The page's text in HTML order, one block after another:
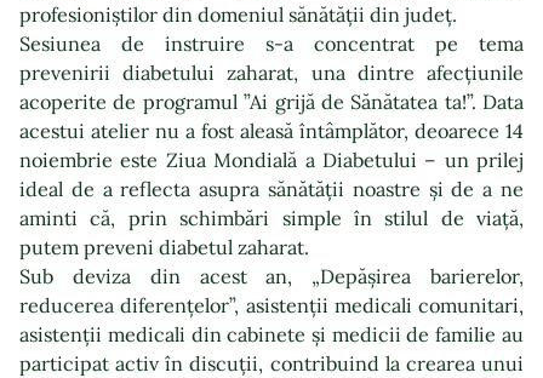
profesioniștilor din domeniul sănătății din județ.
Sesiunea de instruire s-a concentrat pe tema
prevenirii diabetului zaharat, una dintre afecțiunile
acoperite de programul ”Ai grijă de Sănătatea ta!”. Data
acestui atelier nu a fost aleasă întâmplător, deoarece 14
noiembrie este Ziua Mondială a Diabetului – un prilej
ideal de a reflecta asupra sănătății noastre și de a ne
aminti că, prin schimbări simple în stilul de viață,
putem preveni diabetul zaharat.
Sub deviza din acest an, „Depășirea barierelor,
reducerea diferențelor”, asistenții medicali comunitari,
asistenții medicali din cabinete și medicii de familie au
participat activ în discuții, contribuind la crearea unui